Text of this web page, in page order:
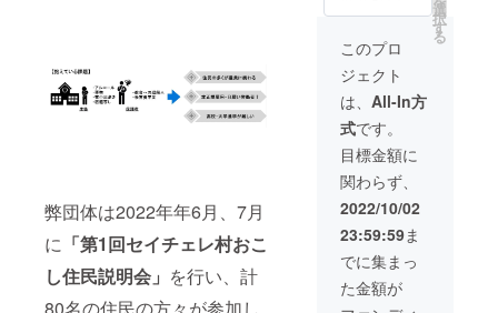
弊団体は2022年年6月、7月
に 「第1回セイチェレ村おこ
し住民説明会」 を行い、計
のお名
載させ
ていた
だきま
す。
援者様
のお名
前、イ
ンタ
ビュー
内容
（支援
してく
ださっ
た理由
等）を
掲載さ
せてい
ただき
ます。
支援者
様のお
名前・
インタ
ビュー
内容掲
載 ・こ
ちらは
応援
コース
です。
ご自宅
への郵
送はご
ざいま
せん。
・支援
者様の
選
択
す
る
このプロ
ジェクト
は、 All-In方
式です。
目標金額に
関わらず、
2022/10/02
23:59:59ま
でに集まっ
た金額が